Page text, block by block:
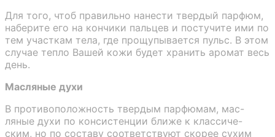
Для того, чтоб правильно нанести твердый парфюм,
наберите его на кончики пальцев и постучите ими по
тем участкам тела, где прощупывается пульс. В этом
случае тепло Вашей кожи будет хранить аромат весь
день.
Масляные духи
В противоположность твердым парфюмам, мас-
ляные духи по консистенции ближе к классиче-
ским, но по составу соответствуют скорее сухим